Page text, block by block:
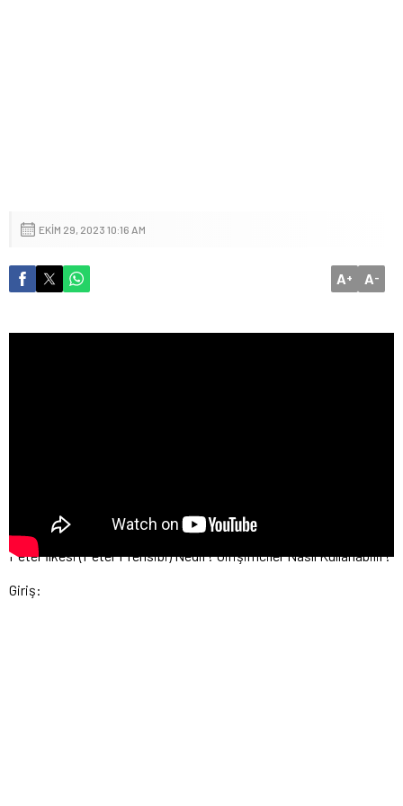
EKIM 29, 2023 10:16 AM
A+ A-
Peter İlkesi (Peter Prensibi) Nedir? Girişimciler Nasıl Kullanabilir?
Giriş: